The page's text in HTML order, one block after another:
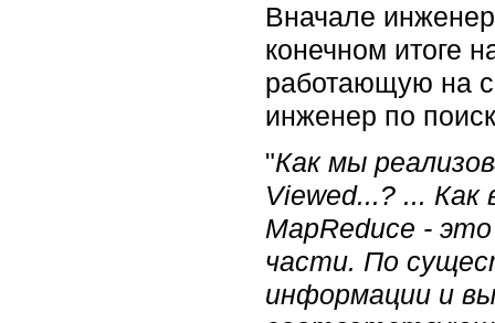
Вначале
конечном итоге
работающую на
инженер по
"Как мы
Viewed...? ... Как
MapReduce -
части. По
информации и